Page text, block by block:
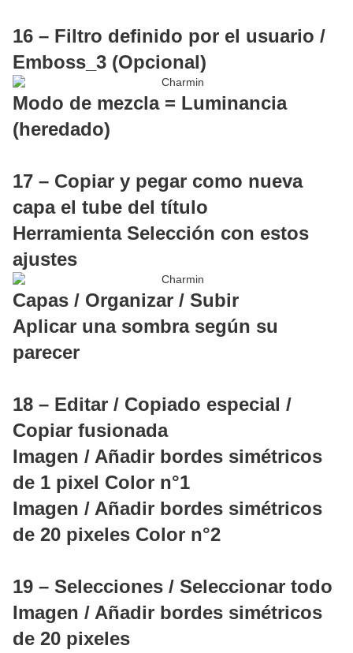
16 – Filtro definido por el usuario /
Emboss_3 (Opcional)
Modo de mezcla = Luminancia
(heredado)
17 – Copiar y pegar como nueva
capa el tube del título
Herramienta Selección con estos
ajustes
Capas / Organizar / Subir
Aplicar una sombra según su
parecer
18 – Editar / Copiado especial /
Copiar fusionada
Imagen / Añadir bordes simétricos
de 1 pixel Color n°1
Imagen / Añadir bordes simétricos
de 20 pixeles Color n°2
19 – Selecciones / Seleccionar todo
Imagen / Añadir bordes simétricos
de 20 pixeles